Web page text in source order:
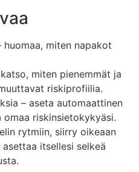
huomaa, miten napakot
miten pienemmät ja
riskiprofiilia.
– aseta automaattinen
riskinsietokykyäsi.
rytmiin, siirry oikeaan
itsellesi selkeä